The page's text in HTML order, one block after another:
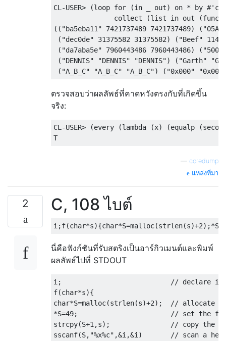
CL-USER> (loop for (in _ out) on * by
collect (list in out
(("ba5eba11" 7421737489 7421737489)
("dec0de" 31375582 31375582) ("Beef"
("da7aba5e" 7960443486 7960443486)
("DENNIS" "DENNIS" "DENNIS") ("Garth"
ตรวจสอบว่าผลลัพธ์ที่คาดหวังตรงกับที่เกิดขึ้น
จริง:
CL-USER> (every (lambda (x) (equalp
coredump
แหล่งที่มา
2 C, 108 ไบต์
i ;f(char*s){char*S=malloc(strlen(s)+2);*S
นี่คือฟังก์ชันที่รับสตริงเป็นอาร์กิวเมนต์และพิมพ์
ผลลัพธ์ไปที่ STDOUT
i ;
// declare i
f(char*s){
char*S=malloc(strlen(s)+2);
// allocate
*S=49;
// set the
strcpy(S+1 ,s);
// copy the
sscanf(S, "%x%c" ,&i ,&i )
// scan a hex